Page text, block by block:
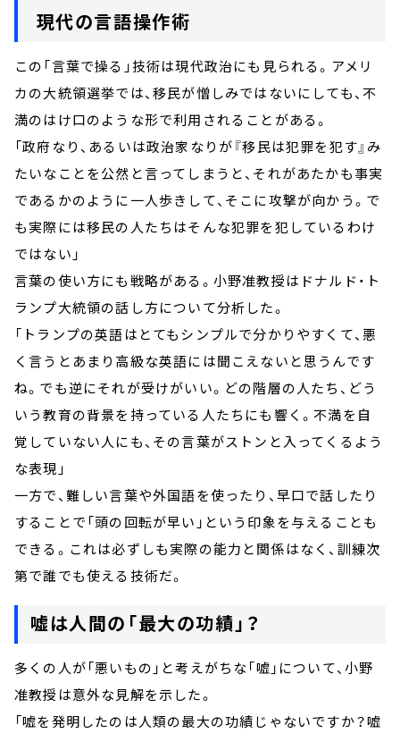
現代の言語操作術
この「言葉で操る」技術は現代政治にも見られる。アメリ
カの大統領選挙では、移民が憎しみではないにしても、不
満のはけ口のような形で利用されることがある。
「政府なり、あるいは政治家なりが『移民は犯罪を犯す』み
たいなことを公然と言ってしまうと、それがあたかも事実
であるかのように一人歩きして、そこに攻撃が向かう。で
も実際には移民の人たちはそんな犯罪を犯しているわけ
ではない」
言葉の使い方にも戦略がある。小野准教授はドナルド・ト
ランプ大統領の話し方について分析した。
「トランプの英語はとてもシンプルで分かりやすくて、悪
く言うとあまり高級な英語には聞こえないと思うんです
ね。でも逆にそれが受けがいい。どの階層の人たち、どう
いう教育の背景を持っている人たちにも響く。不満を自
覚していない人にも、その言葉がストンと入ってくるよう
な表現」
一方で、難しい言葉や外国語を使ったり、早口で話したり
することで「頭の回転が早い」という印象を与えることも
できる。これは必ずしも実際の能力と関係はなく、訓練次
第で誰でも使える技術だ。
嘘は人間の「最大の功績」？
多くの人が「悪いもの」と考えがちな「嘘」について、小野
准教授は意外な見解を示した。
「嘘を発明したのは人類の最大の功績じゃないですか？嘘